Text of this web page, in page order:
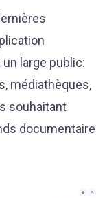
un large public:
médiathèques,
souhaitant
documentaire